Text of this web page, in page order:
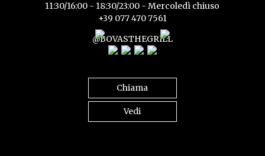
11:30/16:00 - 18:30/23:00 - Mercoledì chiuso
+39 077 470 7561
@BOVASTHEGRILL
Chiama
Vedi